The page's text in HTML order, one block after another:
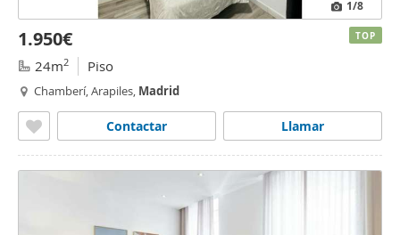
1/8
1.950€
24m2 Piso
Chamberí, Arapiles, Madrid
Llamar
Contactar
TOP